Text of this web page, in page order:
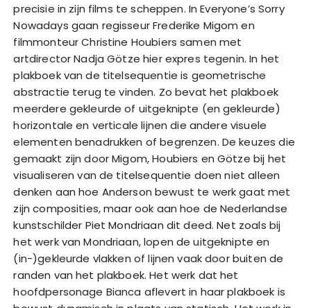
precisie in zijn films te scheppen. In Everyone’s Sorry
Nowadays gaan regisseur Frederike Migom en
filmmonteur Christine Houbiers samen met
artdirector Nadja Götze hier expres tegenin. In het
plakboek van de titelsequentie is geometrische
abstractie terug te vinden. Zo bevat het plakboek
meerdere gekleurde of uitgeknipte (en gekleurde)
horizontale en verticale lijnen die andere visuele
elementen benadrukken of begrenzen. De keuzes die
gemaakt zijn door Migom, Houbiers en Götze bij het
visualiseren van de titelsequentie doen niet alleen
denken aan hoe Anderson bewust te werk gaat met
zijn composities, maar ook aan hoe de Nederlandse
kunstschilder Piet Mondriaan dit deed. Net zoals bij
het werk van Mondriaan, lopen de uitgeknipte en
(in-)gekleurde vlakken of lijnen vaak door buiten de
randen van het plakboek. Het werk dat het
hoofdpersonage Bianca aflevert in haar plakboek is